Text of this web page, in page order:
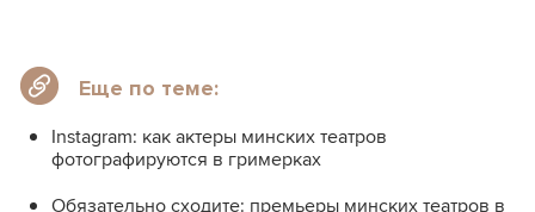
Еще по теме:
Instagram: как актеры минских театров
фотографируются в гримерках
Обязательно сходите: премьеры минских театров в